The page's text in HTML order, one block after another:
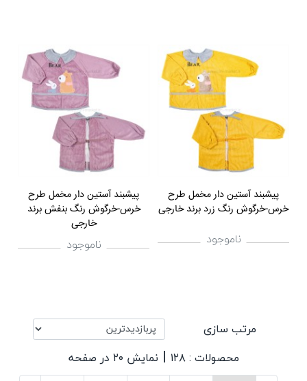
پيشبند آستین دار مخمل طرح
خرس-خرگوش رنگ زرد برند خارجی
ناموجود
پيشبند آستین دار مخمل طرح
خرس-خرگوش رنگ بنفش برند
خارجی
ناموجود
مرتب سازی
محصولات : ۱۲۸
| نمایش ۲۰ در صفحه